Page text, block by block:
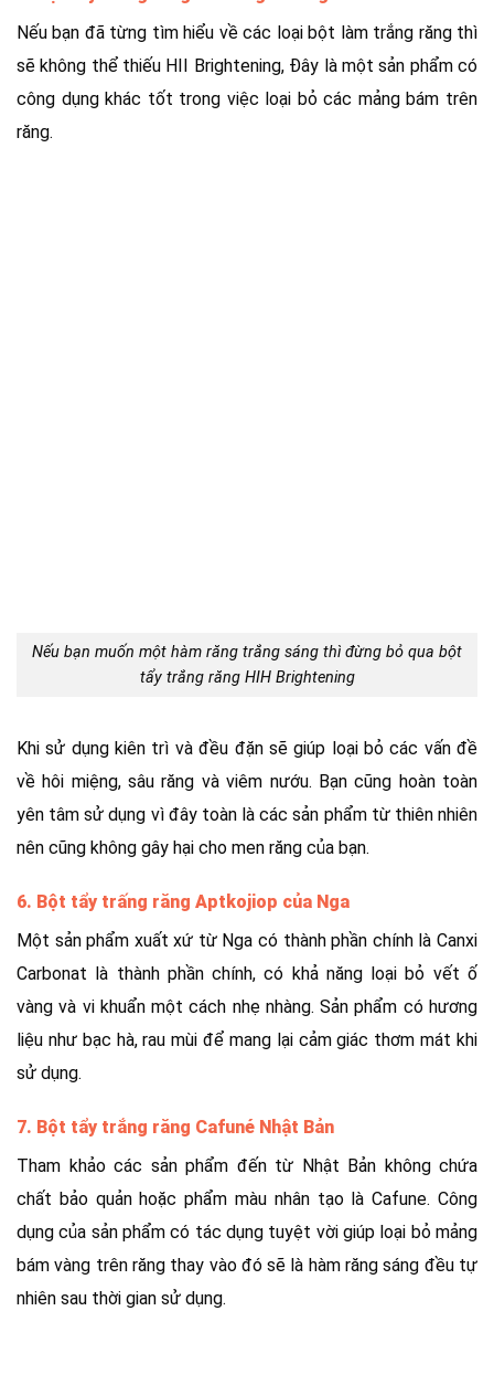
Nếu bạn đã từng tìm hiểu về các loại bột làm trắng răng thì
sẽ không thể thiếu HII Brightening, Đây là một sản phẩm có
công dụng khác tốt trong việc loại bỏ các mảng bám trên
răng.
Nếu bạn muốn một hàm răng trắng sáng thì đừng bỏ qua bột
tẩy trắng răng HIH Brightening
Khi sử dụng kiên trì và đều đặn sẽ giúp loại bỏ các vấn đề
về hôi miệng, sâu răng và viêm nướu. Bạn cũng hoàn toàn
yên tâm sử dụng vì đây toàn là các sản phẩm từ thiên nhiên
nên cũng không gây hại cho men răng của bạn.
6. Bột tẩy trấng răng Aptkojiop của Nga
Một sản phẩm xuất xứ từ Nga có thành phần chính là Canxi
Carbonat là thành phần chính, có khả năng loại bỏ vết ố
vàng và vi khuẩn một cách nhẹ nhàng. Sản phẩm có hương
liệu như bạc hà, rau mùi để mang lại cảm giác thơm mát khi
sử dụng.
7. Bột tẩy trắng răng Cafuné Nhật Bản
Tham khảo các sản phẩm đến từ Nhật Bản không chứa
chất bảo quản hoặc phẩm màu nhân tạo là Cafune. Công
dụng của sản phẩm có tác dụng tuyệt vời giúp loại bỏ mảng
bám vàng trên răng thay vào đó sẽ là hàm răng sáng đều tự
nhiên sau thời gian sử dụng.